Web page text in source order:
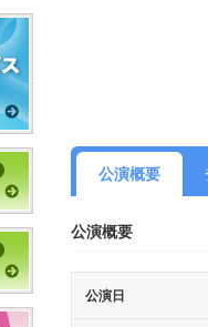
公演概要
公演概要
公演日